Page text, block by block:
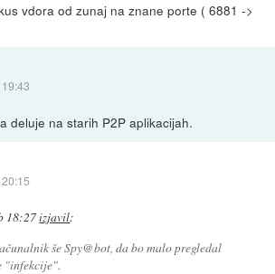
vdora od zunaj na znane porte ( 6881 ->
deluje na starih P2P aplikacijah.
18:27izjavil:
še Spy@bot, da bo malo pregledal
"infekcije".